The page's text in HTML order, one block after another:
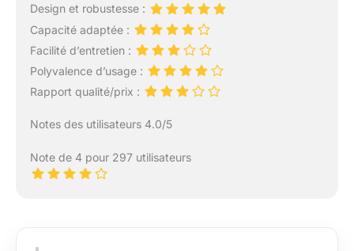
Design et robustesse :
Capacité adaptée :
Facilité d’entretien :
Polyvalence d’usage :
Rapport qualité/prix :
Notes des utilisateurs 4.0/5
Note de 4 pour 297 utilisateurs